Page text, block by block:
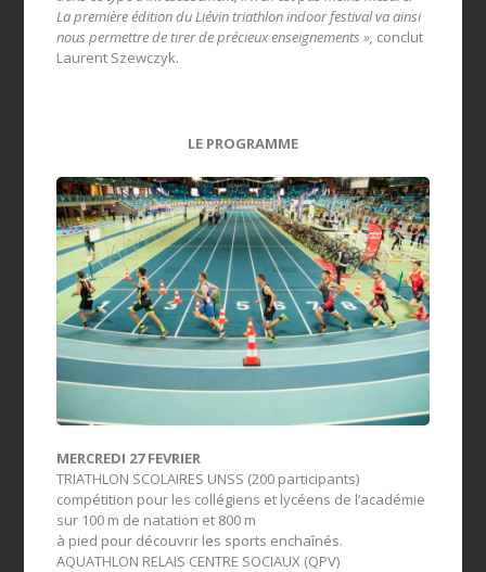
La première édition du Liévin triathlon indoor festival va ainsi
nous permettre de tirer de précieux enseignements », conclut
Laurent Szewczyk.
LE PROGRAMME
MERCREDI 27 FEVRIER
TRIATHLON SCOLAIRES UNSS (200 participants)
compétition pour les collégiens et lycéens de l’académie
sur 100 m de natation et 800 m
à pied pour découvrir les sports enchaînés.
AQUATHLON RELAIS CENTRE SOCIAUX (QPV)